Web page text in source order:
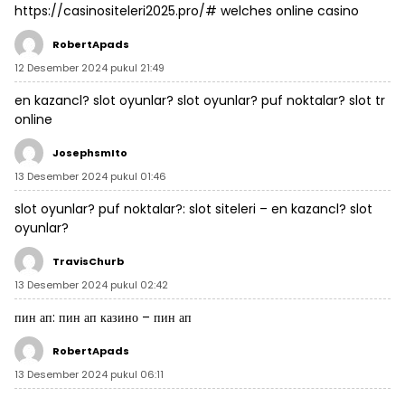
https://casinositeleri2025.pro/# welches online casino
RobertApads
12 Desember 2024 pukul 21:49
en kazancl? slot oyunlar? slot oyunlar? puf noktalar? slot tr
online
JosephsmIto
13 Desember 2024 pukul 01:46
slot oyunlar? puf noktalar?: slot siteleri – en kazancl? slot
oyunlar?
TravisChurb
13 Desember 2024 pukul 02:42
пин ап: пин ап казино – пин ап
RobertApads
13 Desember 2024 pukul 06:11